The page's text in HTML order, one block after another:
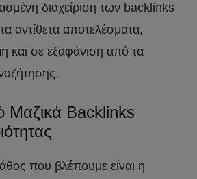
διαχείριση των backlinks
αντίθετα αποτελέσματα,
και σε εξαφάνιση από τα
Μαζικά Backlinks
που βλέπουμε είναι η